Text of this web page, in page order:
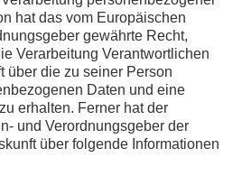
hat das vom Europäischen
gewährte Recht,
Verarbeitung Verantwortlichen
über die zu seiner Person
Daten und eine
erhalten. Ferner hat der
und Verordnungsgeber der
über folgende Informationen